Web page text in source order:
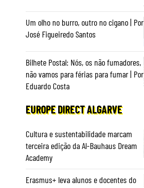
Um olho no burro, outro no cigano | Por
José Figueiredo Santos
Bilhete Postal: Nós, os não fumadores,
não vamos para férias para fumar | Por
Eduardo Costa
EUROPE DIRECT ALGARVE
Cultura e sustentabilidade marcam
terceira edição da Al-Bauhaus Dream
Academy
Erasmus+ leva alunos e docentes do